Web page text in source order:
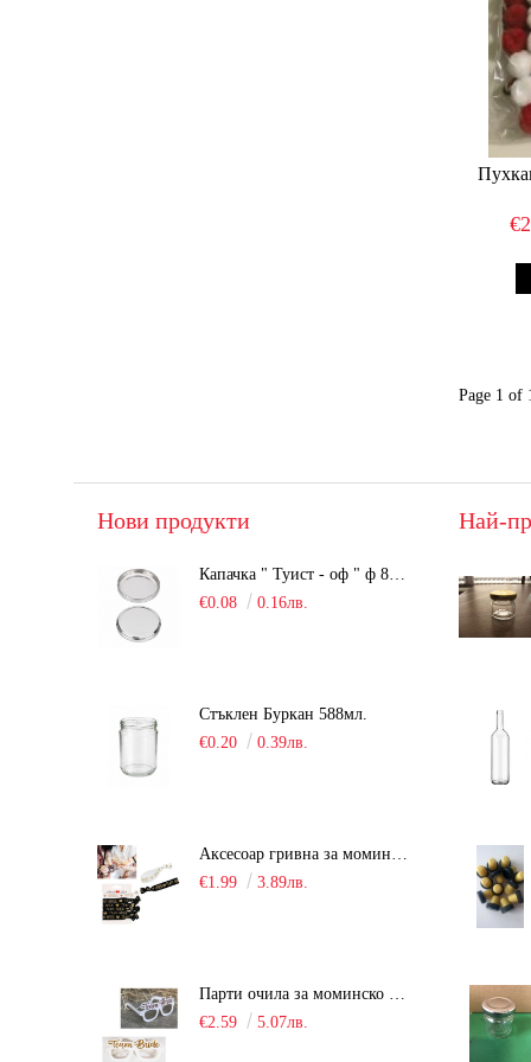
Page 1 of
Нови продукти
Капачка " Туист - оф " ф 82мм, сребриста, Люка
€0.08
0.16лв.
Стъклен Буркан 588мл.
€0.20
0.39лв.
€1.99
3.89лв.
€2.59
5.07лв.
Най-